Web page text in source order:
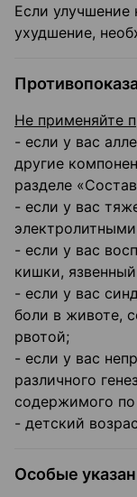
Если улучшение
ухудшение,
Не применяйте
- если у вас
другие
разделе
- если у вас
- если у вас
кишки,
- если у вас
боли в животе,
рвотой;
- если у вас
различного
содержимого
- детский
Особые